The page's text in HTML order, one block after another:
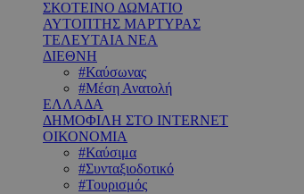
ΣΚΟΤΕΙΝΟ ΔΩΜΑΤΙΟ
ΑΥΤΟΠΤΗΣ ΜΑΡΤΥΡΑΣ
ΤΕΛΕΥΤΑΙΑ ΝΕΑ
ΔΙΕΘΝΗ
#Καύσωνας
#Μέση Ανατολή
ΕΛΛΑΔΑ
ΔΗΜΟΦΙΛΗ ΣΤΟ INTERNET
ΟΙΚΟΝΟΜΙΑ
#Καύσιμα
#Συνταξιοδοτικό
#Τουρισμός